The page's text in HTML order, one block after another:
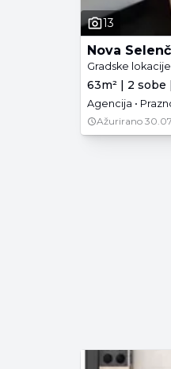
13
Nova
Gradske
63m² | 2 sobe
Agencija •
Ažurirano